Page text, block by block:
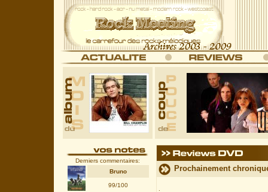
Derniers commentaires:
Bruno
99/100
Prochainement